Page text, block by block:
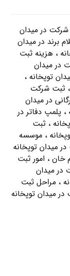
در میدان
برند در میدان
، هزینه ثبت
در میدان
توپخانه ،
ثبت شرکت
در میدان
پلمپ دفاتر در
، ثبت
، موسسه
میدان توپخانه
، امور ثبت
تا ۱۰۰ ثبت شرکت در میدان
، مراحل ثبت
میدان توپخانه